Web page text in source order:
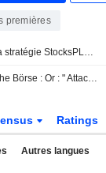
premières
PIMCO décline sa stratégie StocksPLUS en format ETF UCITS
Actualités Deutsche Börse : Or : " Attachez vos ceintures »
Ratings
Autres langues